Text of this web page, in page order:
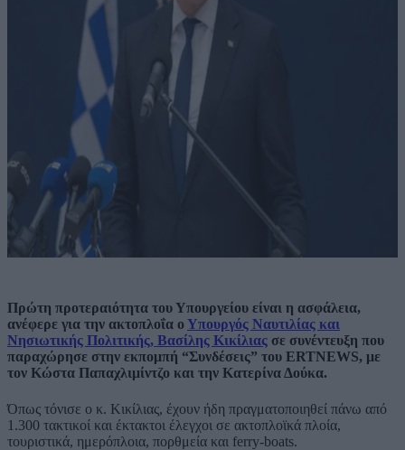
Πρώτη προτεραιότητα του Υπουργείου είναι η ασφάλεια,
ανέφερε για την ακτοπλοΐα ο Υπουργός Ναυτιλίας και
Νησιωτικής Πολιτικής, Βασίλης Κικίλιας σε συνέντευξη που
παραχώρησε στην εκπομπή “Συνδέσεις” του ERTNEWS, με
τον Κώστα Παπαχλιμίντζο και την Κατερίνα Δούκα.
Όπως τόνισε ο κ. Κικίλιας, έχουν ήδη πραγματοποιηθεί πάνω από
1.300 τακτικοί και έκτακτοι έλεγχοι σε ακτοπλοϊκά πλοία,
τουριστικά, ημερόπλοια, πορθμεία και ferry-boats.